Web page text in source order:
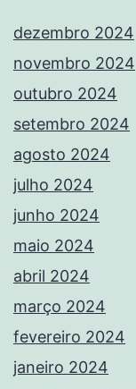
dezembro 2024
novembro 2024
outubro 2024
setembro 2024
agosto 2024
julho 2024
junho 2024
maio 2024
abril 2024
março 2024
fevereiro 2024
janeiro 2024